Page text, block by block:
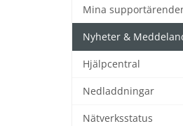
Mina
Nyheter &
Hjälpcentral
Nedladdningar
Nätverksstatus